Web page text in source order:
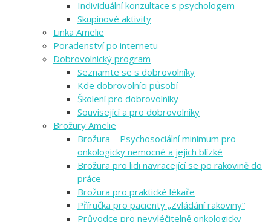
Individuální konzultace s psychologem
Skupinové aktivity
Linka Amelie
Poradenství po internetu
Dobrovolnický program
Seznamte se s dobrovolníky
Kde dobrovolníci působí
Školení pro dobrovolníky
Související a pro dobrovolníky
Brožury Amelie
Brožura – Psychosociální minimum pro
onkologicky nemocné a jejich blízké
Brožura pro lidi navracející se po rakovině do
práce
Brožura pro praktické lékaře
Příručka pro pacienty „Zvládání rakoviny“
Průvodce pro nevyléčitelně onkologicky